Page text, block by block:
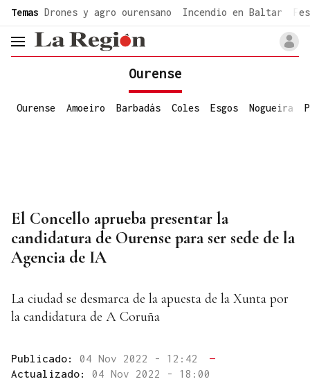
Temas Drones y agro ourensano Incendio en Baltar
header.menu.open
Ourense
Ourense Amoeiro Barbadás Coles Esgos Nogueira
El Concello aprueba presentar la
candidatura de Ourense para ser sede de la
Agencia de IA
La ciudad se desmarca de la apuesta de la Xunta por
la candidatura de A Coruña
Publicado: 04 Nov 2022 - 12:42
—
Actualizado: 04 Nov 2022 - 18:00